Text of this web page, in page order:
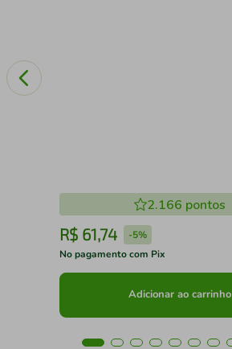
2.166 pontos
R$ 61,74 -5%
No pagamento com Pix
Adicionar ao carrinho